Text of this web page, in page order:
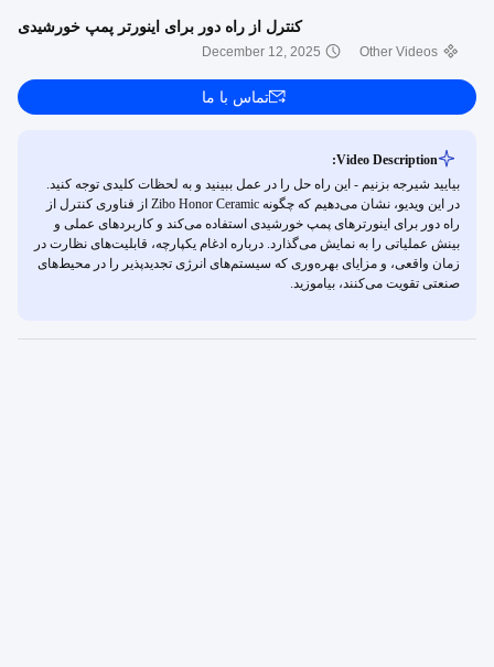
کنترل از راه دور برای اینورتر پمپ خورشیدی
Other Videos
December 12, 2025
تماس با ما
Video Description:
بیایید شیرجه بزنیم - این راه حل را در عمل ببینید و به لحظات کلیدی توجه کنید.
در این ویدیو، نشان می‌دهیم که چگونه Zibo Honor Ceramic از فناوری کنترل از
راه دور برای اینورترهای پمپ خورشیدی استفاده می‌کند و کاربردهای عملی و
بینش عملیاتی را به نمایش می‌گذارد. درباره ادغام یکپارچه، قابلیت‌های نظارت در
زمان واقعی، و مزایای بهره‌وری که سیستم‌های انرژی تجدیدپذیر را در محیط‌های
صنعتی تقویت می‌کنند، بیاموزید.